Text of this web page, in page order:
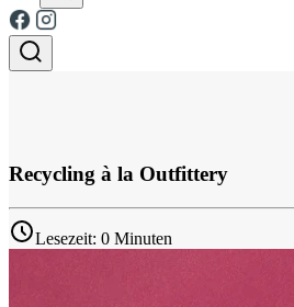
Recycling à la Outfittery
Lesezeit: 0 Minuten